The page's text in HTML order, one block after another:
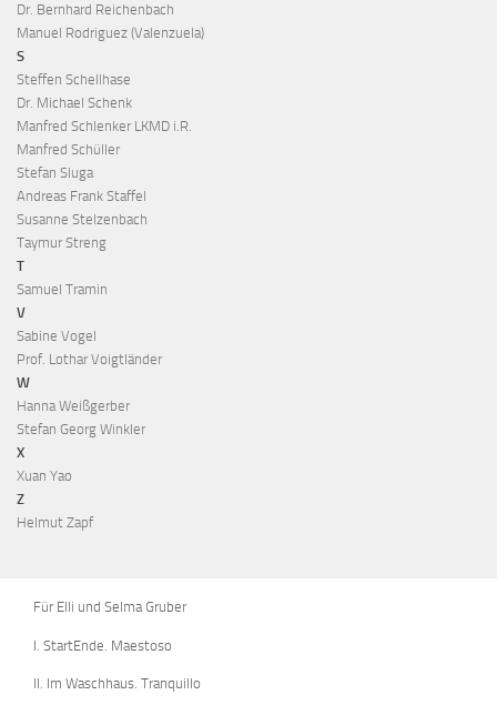
Für Elli und Selma Gruber
I. StartEnde. Maestoso
II. Im Waschhaus. Tranquillo
Dr. Bernhard Reichenbach
Manuel Rodriguez (Valenzuela)
S
Steffen Schellhase
Dr. Michael Schenk
Manfred Schlenker LKMD i.R.
Manfred Schüller
Stefan Sluga
Andreas Frank Staffel
Susanne Stelzenbach
Taymur Streng
T
Samuel Tramin
V
Sabine Vogel
Prof. Lothar Voigtländer
W
Hanna Weißgerber
Stefan Georg Winkler
X
Xuan Yao
Z
Helmut Zapf